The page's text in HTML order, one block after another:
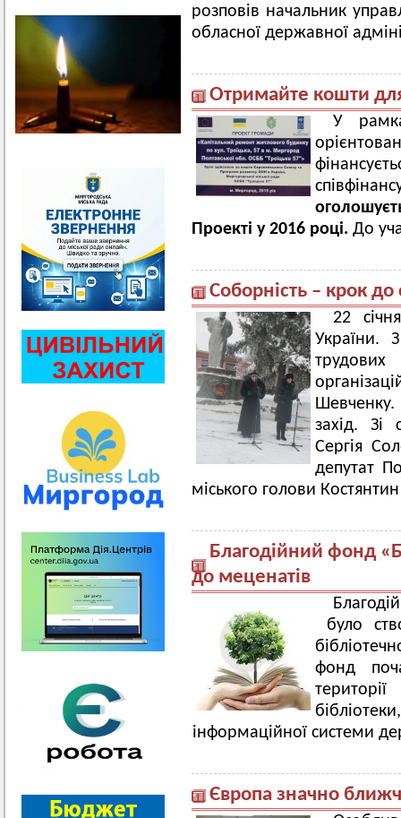
розповів начальник
обласної державної
Отримайте кошти
У
Проекті у 2016 році. До
Соборність – крок до
22
України.
захід. Зі
Сергія
депутат
міського голови
Благодійний фонд
до меценатів
було
фонд
інформаційної системи
Європа значно